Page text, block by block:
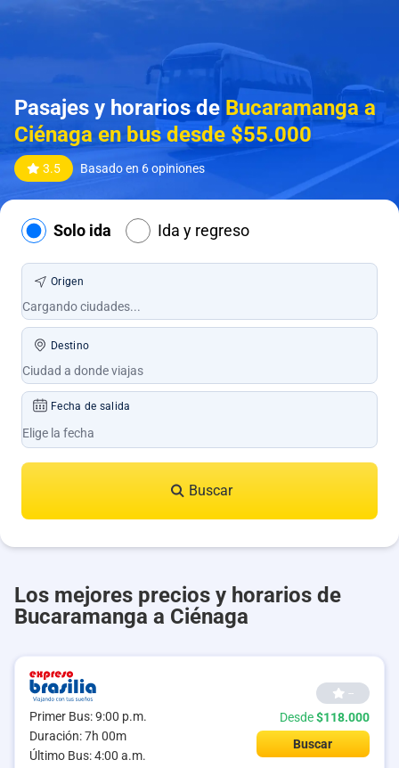
Pasajes y horarios de Bucaramanga a
Ciénaga en bus desde $55.000
3.5 Basado en 6 opiniones
Solo ida Ida y regreso
Origen
Destino
Fecha de salida
Buscar
Los mejores precios y horarios de
Bucaramanga a Ciénaga
Primer Bus: 9:00 p.m.
Duración: 7h 00m
Último Bus: 4:00 a.m.
--
Desde$118.000
Buscar